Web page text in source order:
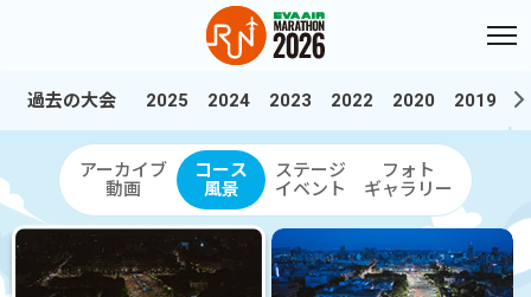
過去の大会 2025 2024 2023 2022 2020 2019
過去の大会
2018年から開催されているエバー航空マラソンの感動的な映像と
アーカイブ
動画
コース
風景
ステージ
イベント
フォト
ギャラリー